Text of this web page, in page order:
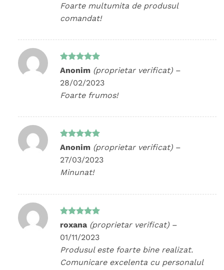
Foarte multumita de produsul
comandat!
Evaluat la
Anonim (proprietar verificat) –
28/02/2023
Foarte frumos!
Evaluat la
Anonim (proprietar verificat) –
27/03/2023
Minunat!
Evaluat la
roxana (proprietar verificat) –
01/11/2023
Produsul este foarte bine realizat.
Comunicare excelenta cu personalul